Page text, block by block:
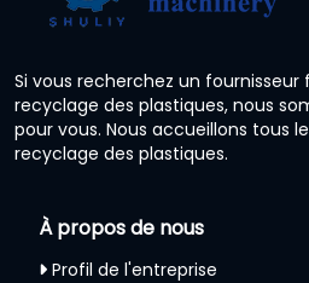
Si vous recherchez un
recyclage des plastiques, nous
pour vous. Nous accueillons tous
recyclage des plastiques.
À propos de nous
Profil de l'entreprise